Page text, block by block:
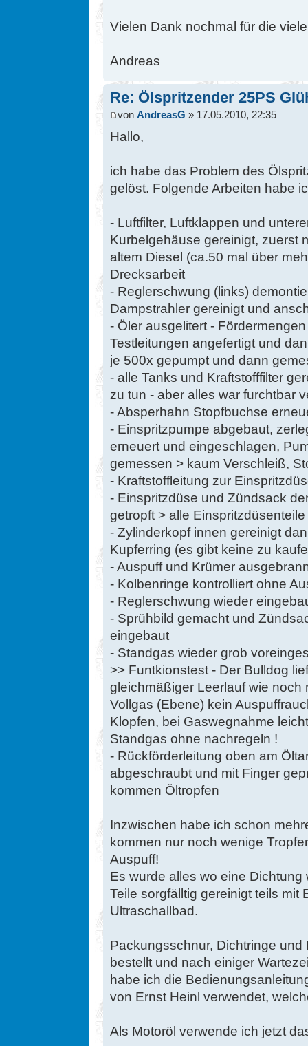
Vielen Dank nochmal für die
Andreas
Re: Ölspritzender 25PS
von AndreasG » 17.05.2010, 22:35
Hallo,
ich habe das Problem des
gelöst. Folgende Arbeiten habe
- Luftfilter, Luftklappen und
Kurbelgehäuse gereinigt, zuerst
altem Diesel (ca.50 mal über
Drecksarbeit
- Reglerschwung (links)
Dampstrahler gereinigt und
- Öler ausgelitert -
Testleitungen angefertigt und
je 500x gepumpt und dann
- alle Tanks und Kraftstofffilter
zu tun - aber alles war furchtbar
- Absperhahn Stopfbuchse
- Einspritzpumpe abgebaut,
erneuert und eingeschlagen,
gemessen > kaum Verschleiß,
- Kraftstoffleitung zur
- Einspritzdüse und Zündsack
getropft > alle
- Zylinderkopf innen gereinigt
Kupferring (es gibt keine zu
- Auspuff und Krümer
- Kolbenringe kontrolliert ohne
- Reglerschwung wieder
- Sprühbild gemacht und
eingebaut
- Standgas wieder grob
>> Funtkionstest - Der Bulldog
gleichmäßiger Leerlauf wie noch
Vollgas (Ebene) kein
Klopfen, bei Gaswegnahme
Standgas ohne nachregeln !
- Rückförderleitung oben am
abgeschraubt und mit Finger
kommen Öltropfen
Inzwischen habe ich schon
kommen nur noch wenige
Auspuff!
Es wurde alles wo eine
Teile sorgfälltig gereinigt teils mit
Ultraschallbad.
Packungsschnur, Dichtringe
bestellt und nach einiger
habe ich die
von Ernst Heinl verwendet,
Als Motoröl verwende ich jetzt